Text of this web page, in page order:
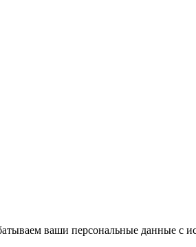
ваши персональные данные с